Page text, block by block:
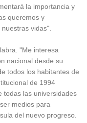
la importancia y
queremos y
vidas".
"Me interesa
nacional desde su
todos los habitantes de
de 1994
todas las universidades
medios para
del nuevo progreso.